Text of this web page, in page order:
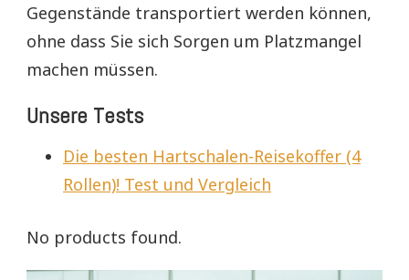
Gegenstände transportiert werden können,
ohne dass Sie sich Sorgen um Platzmangel
machen müssen.
Unsere Tests
Die besten Hartschalen-Reisekoffer (4
Rollen)! Test und Vergleich
No products found.